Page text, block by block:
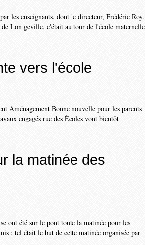
les enseignants, dont le directeur, Frédéric Roy.
Lon geville, c'était au tour de l'école maternelle
vers l'école
Aménagement Bonne nouvelle pour les parents
engagés rue des Écoles vont bientôt
la matinée des
ont été sur le pont toute la matinée pour les
: tel était le but de cette matinée organisée par